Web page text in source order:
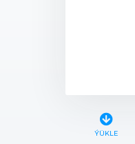
ÝÜKLE